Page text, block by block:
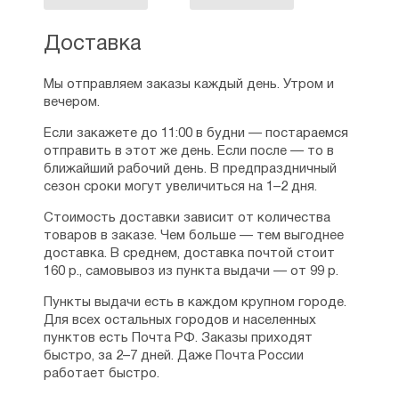
Доставка
Мы отправляем заказы каждый день. Утром и
вечером.
Если закажете до 11:00 в будни — постараемся
отправить в этот же день. Если после — то в
ближайший рабочий день. В предпраздничный
сезон сроки могут увеличиться на 1–2 дня.
Стоимость доставки зависит от количества
товаров в заказе. Чем больше — тем выгоднее
доставка. В среднем, доставка почтой стоит
160 р., самовывоз из пункта выдачи — от 99 р.
Пункты выдачи есть в каждом крупном городе.
Для всех остальных городов и населенных
пунктов есть Почта РФ. Заказы приходят
быстро, за 2–7 дней. Даже Почта России
работает быстро.